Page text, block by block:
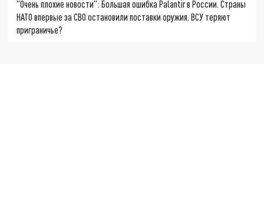
"Очень плохие новости": Большая ошибка Palantir в России. Страны
НАТО впервые за СВО остановили поставки оружия. ВСУ теряют
приграничье?